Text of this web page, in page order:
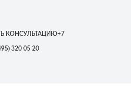
КОНСУЛЬТАЦИЮ+7
320 05 20